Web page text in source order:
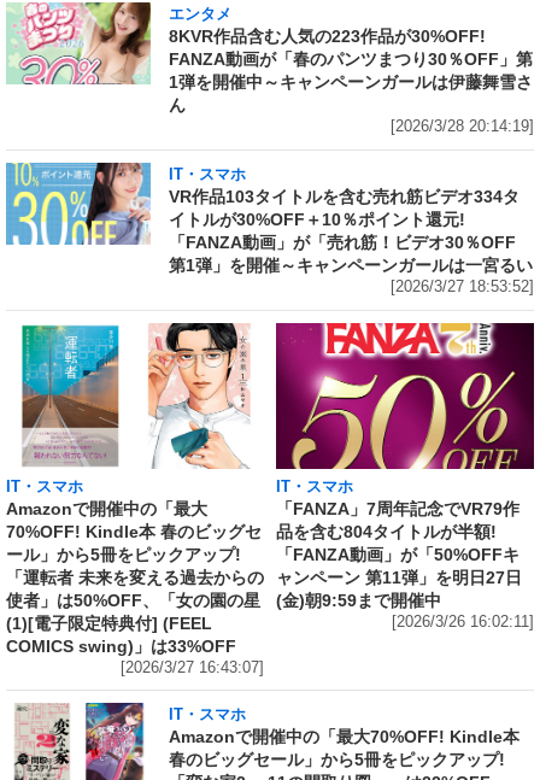
エンタメ
8KVR作品含む人気の223作品が30%OFF!
FANZA動画が「春のパンツまつり30％OFF」第
1弾を開催中～キャンペーンガールは伊藤舞雪さ
ん
[2026/3/28 20:14:19]
IT・スマホ
VR作品103タイトルを含む売れ筋ビデオ334タ
イトルが30%OFF＋10％ポイント還元!
「FANZA動画」が「売れ筋！ビデオ30％OFF
第1弾」を開催～キャンペーンガールは一宮るい
[2026/3/27 18:53:52]
IT・スマホ
Amazonで開催中の「最大
70%OFF! Kindle本 春のビッグセ
ール」から5冊をピックアップ!
「運転者 未来を変える過去からの
使者」は50%OFF、「女の園の星
(1)[電子限定特典付] (FEEL
COMICS swing)」は33%OFF
[2026/3/27 16:43:07]
IT・スマホ
「FANZA」7周年記念でVR79作
品を含む804タイトルが半額!
「FANZA動画」が「50%OFFキ
ャンペーン 第11弾」を明日27日
(金)朝9:59まで開催中
[2026/3/26 16:02:11]
IT・スマホ
Amazonで開催中の「最大70%OFF! Kindle本
春のビッグセール」から5冊をピックアップ!